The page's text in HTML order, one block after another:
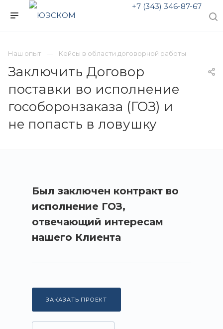
+7 (343) 346-87-67
Наш опыт Кейсы в области договорной работы
Заключить Договор
поставки во исполнение
гособоронзаказа (ГОЗ) и
не попасть в ловушку
Был заключен контракт во
исполнение ГОЗ,
отвечающий интересам
нашего Клиента
ЗАКАЗАТЬ ПРОЕКТ